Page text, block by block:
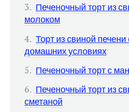
Печеночный торт из
молоком
Торт из свиной печени
домашних условиях
Печеночный торт с
Печеночный торт из
сметаной